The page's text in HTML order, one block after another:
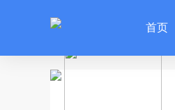
首页